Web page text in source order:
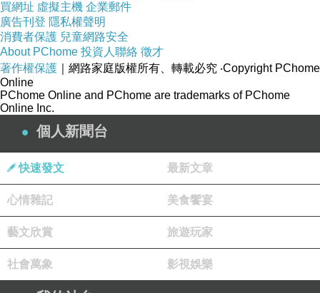
買網址 虛擬主機 企業郵件
廣告刊登 隱私權聲明
消費者保護 兒童網路安全
About PChome 投資人聯絡 徵才
著作權保護 ｜網路家庭版權所有、轉載必究 ‧Copyright PChome
Online
PChome Online and PChome are trademarks of PChome
Online Inc.
個人新聞台
快速發文 最新文章
心情雜記 美食饗宴
藝文欣賞 旅遊玩家
社會萬象 影視娛樂